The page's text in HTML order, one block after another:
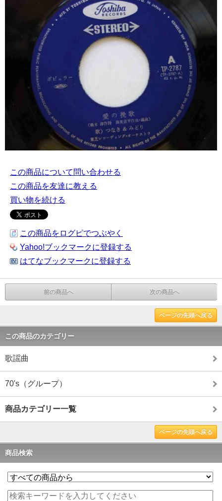
この商品について問い合わせる
この商品を友達に教える
買い物を続ける
この商品をログピでつぶやく
Yahoo!ブックマークに登録する
はてなブックマークに登録する
前の商品へ 次の商品へ
ページの先頭へ戻る
この商品のカテゴリー
歌謡曲
70's（グループ）
商品カテゴリー一覧
ページの先頭へ戻る
商品検索